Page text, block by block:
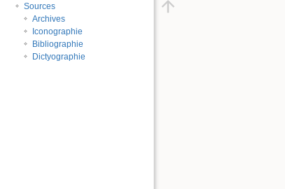
Sources
Archives
Iconographie
Bibliographie
Dictyographie